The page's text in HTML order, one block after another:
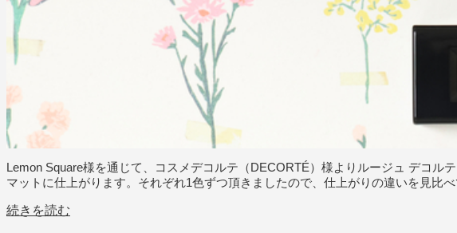
Lemon Square様を通じて、コスメデコルテ（DECORTÉ）様よりルージュ デコ
マットに仕上がります。それぞれ1色ずつ頂きましたので、仕上がりの違いを見比
続きを読む